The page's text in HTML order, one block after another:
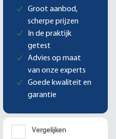
Groot aanbod,
scherpe prijzen
In de praktijk
getest
Advies op maat
van onze experts
Goede kwaliteit en
garantie
Vergelijken